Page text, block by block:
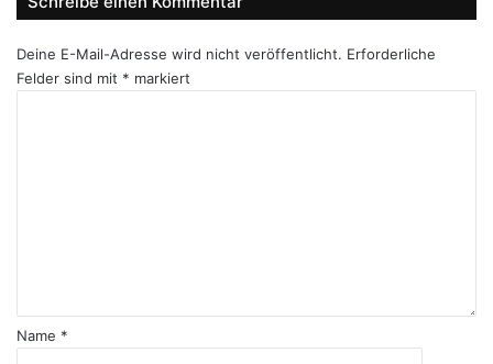
Deine E-Mail-Adresse wird nicht veröffentlicht. Erforderliche
Felder sind mit * markiert
*
Name *